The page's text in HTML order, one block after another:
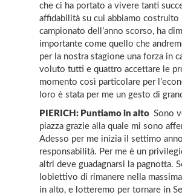
che ci ha portato a vivere tanti
affidabilità su cui abbiamo
campionato dell’anno scorso, ha
importante come quello che
per la nostra stagione una forza in
voluto tutti e quattro accettare le
momento così particolare per
loro è stata per me un gesto di
PIERICH: Puntiamo in alto  Sono
piazza grazie alla quale mi sono
Adesso per me inizia il settimo
responsabilità. Per me è un
altri deve guadagnarsi la pagnotta.
lobiettivo di rimanere nella
in alto, e lotteremo per tornare in